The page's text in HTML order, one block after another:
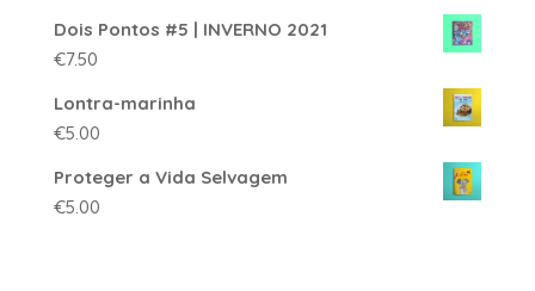
Dois Pontos #5 | INVERNO 2021
€7.50
Lontra-marinha
€5.00
Proteger a Vida Selvagem
€5.00